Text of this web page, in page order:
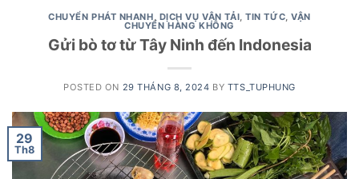
CHUYỂN PHÁT NHANH, DỊCH VỤ VẬN TẢI,TIN TỨC,VẬN
CHUYỂN HÀNG KHÔNG
Gửi bò tơ từ Tây Ninh đến Indonesia
POSTED ON 29 THÁNG 8, 2024 BY TTS_TUPHUNG
29
Th8